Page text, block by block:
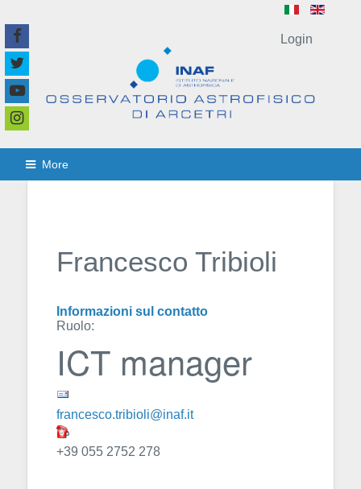
More
Francesco Tribioli
Informazioni sul contatto
Ruolo:
ICT manager
francesco.tribioli@inaf.it
+39 055 2752 278
Login